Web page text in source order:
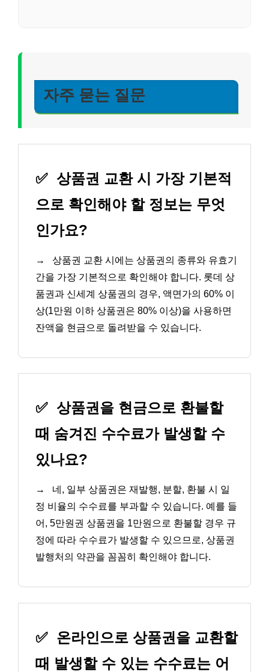
자주 묻는 질문
✅ 상품권 교환 시 가장 기본적
으로 확인해야 할 정보는 무엇
인가요?
→
상품권 교환 시에는 상품권의 종류와 유효기
간을 가장 기본적으로 확인해야 합니다. 롯데 상
품권과 신세계 상품권의 경우, 액면가의 60% 이
상(1만원 이하 상품권은 80% 이상)을 사용하면
잔액을 현금으로 돌려받을 수 있습니다.
✅ 상품권을 현금으로 환불할
때 숨겨진 수수료가 발생할 수
있나요?
→
네, 일부 상품권은 재발행, 분할, 환불 시 일
정 비율의 수수료를 부과할 수 있습니다. 예를 들
어, 5만원권 상품권을 1만원으로 환불할 경우 규
정에 따라 수수료가 발생할 수 있으므로, 상품권
발행처의 약관을 꼼꼼히 확인해야 합니다.
✅ 온라인으로 상품권을 교환할
때 발생할 수 있는 수수료는 어